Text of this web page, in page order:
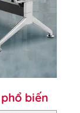
biến